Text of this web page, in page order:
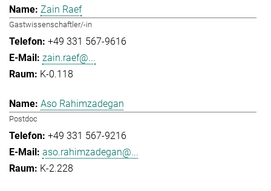
Zain Raef
Gastwissenschaftler/-in
+49 331 567-9616
zain.raef@...
K-0.118
Aso Rahimzadegan
Postdoc
+49 331 567-9216
aso.rahimzadegan@...
K-2.228